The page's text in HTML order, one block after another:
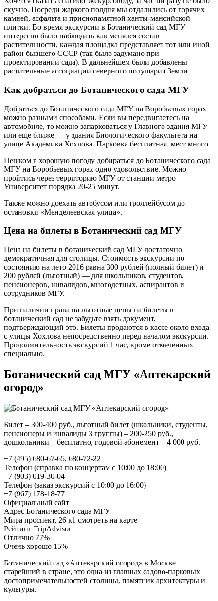
скучно. Посреди жаркого полдня мы отдалились от горячих
камней, асфальта и приснопамятной ханты-мансийской
плитки. Во время экскурсии в Ботанический сад МГУ
интересно было наблюдать как менялся состав
растительности, каждая площадка представляет тот или иной
район бывшего СССР (так было задумано при
проектировании сада). В дальнейшем были добавлены
растительные ассоциации северного полушария Земли.
Как добраться до Ботанического сада МГУ
Добраться до Ботанического сада МГУ на Воробьевых горах
можно разными способами. Если вы передвигаетесь на
автомобиле, то можно запарковаться у Главного здания МГУ
или еще ближе — у здания Биологического факультета на
улице Академика Хохлова. Парковка бесплатная, мест много.
Пешком в хорошую погоду добираться до Ботанического сада
МГУ на Воробьевых горах одно удовольствие. Можно
пройтись через территорию МГУ от станции метро
Университет порядка 20-25 минут.
Также можно доехать автобусом или троллейбусом до
остановки «Менделеевская улица».
Цена на билеты в Ботанический сад МГУ
Цена на билеты в ботанический сад МГУ достаточно
демократичная для столицы. Стоимость экскурсии по
состоянию на лето 2016 равна 300 рублей (полный билет) и
200 рублей (льготный) — для школьников, студентов,
пенсионеров, инвалидов, многодетных, аспирантов и
сотрудников МГУ.
При наличии права на льготные цены на билеты в
ботанический сад не забудьте взять документ,
подтверждающий это. Билеты продаются в кассе около входа
с улицы Хохлова непосредственно перед началом экскурсии.
Продолжительность экскурсий 1 час, кроме отмеченных
специально.
Ботанический сад МГУ «Аптекарский
огород»
Билет – 300-400 руб., льготный билет (школьники, студенты,
пенсионеры и инвалиды 3 группы) – 200-250 руб.,
дошкольники – бесплатно, годовой абонемент – 4 000 руб.
+7 (495) 680-67-65, 680-72-22
Телефон (справка по концертам с 10:00 до 18:00)
+7 (903) 019-30-04
Телефон (заказ экскурсий с 10:00 до 16:00)
+7 (967) 178-18-77
Официальный сайт
Адрес Ботанического сада МГУ
Мира проспект, 26 к1 смотреть на карте
Рейтинг TripAdvisor
Отлично 77%
Очень хорошо 15%
Ботанический сад «Аптекарский огород» в Москве —
старейший в стране, это одна из главных садово-парковых
достопримечательностей столицы, памятник архитектуры и
культуры.